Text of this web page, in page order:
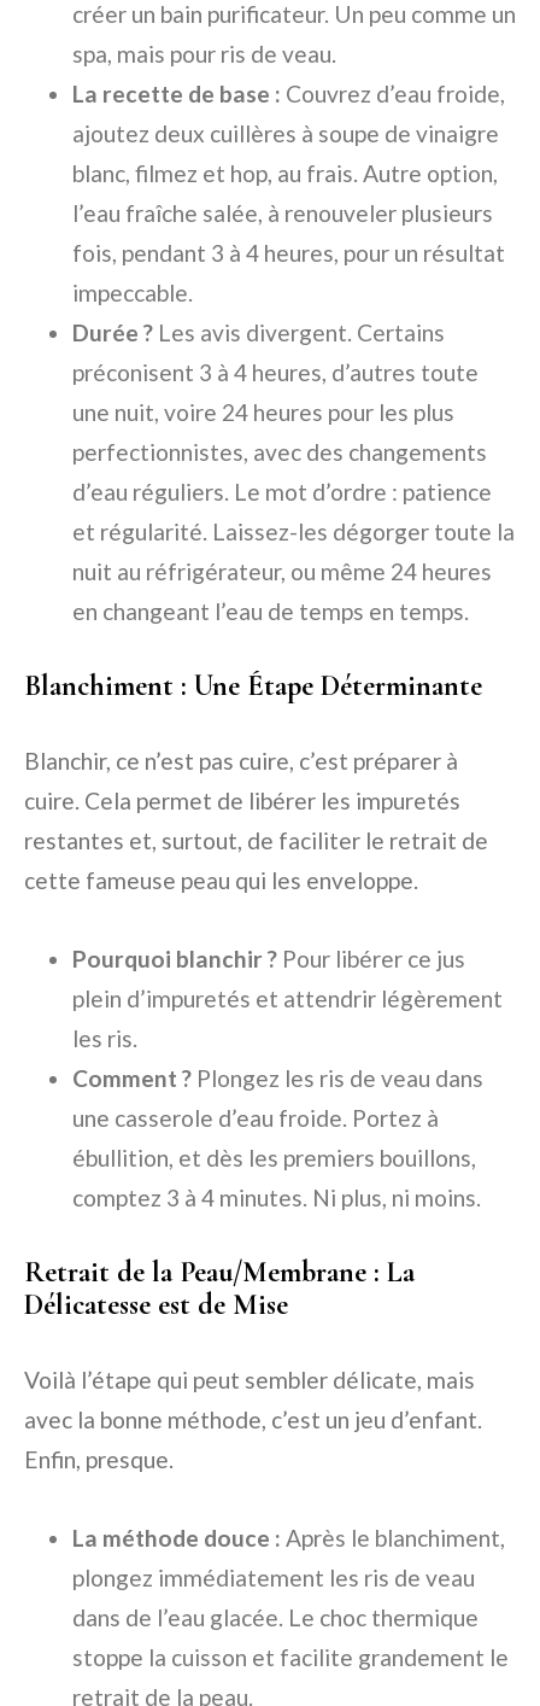
créer un bain purificateur. Un peu comme un
spa, mais pour ris de veau.
La recette de base : Couvrez d’eau froide,
ajoutez deux cuillères à soupe de vinaigre
blanc, filmez et hop, au frais. Autre option,
l’eau fraîche salée, à renouveler plusieurs
fois, pendant 3 à 4 heures, pour un résultat
impeccable.
Durée ? Les avis divergent. Certains
préconisent 3 à 4 heures, d’autres toute
une nuit, voire 24 heures pour les plus
perfectionnistes, avec des changements
d’eau réguliers. Le mot d’ordre : patience
et régularité. Laissez-les dégorger toute la
nuit au réfrigérateur, ou même 24 heures
en changeant l’eau de temps en temps.
Blanchiment : Une Étape Déterminante
Blanchir, ce n’est pas cuire, c’est préparer à
cuire. Cela permet de libérer les impuretés
restantes et, surtout, de faciliter le retrait de
cette fameuse peau qui les enveloppe.
Pourquoi blanchir ? Pour libérer ce jus
plein d’impuretés et attendrir légèrement
les ris.
Comment ? Plongez les ris de veau dans
une casserole d’eau froide. Portez à
ébullition, et dès les premiers bouillons,
comptez 3 à 4 minutes. Ni plus, ni moins.
Retrait de la Peau/Membrane : La
Délicatesse est de Mise
Voilà l’étape qui peut sembler délicate, mais
avec la bonne méthode, c’est un jeu d’enfant.
Enfin, presque.
La méthode douce : Après le blanchiment,
plongez immédiatement les ris de veau
dans de l’eau glacée. Le choc thermique
stoppe la cuisson et facilite grandement le
retrait de la peau.